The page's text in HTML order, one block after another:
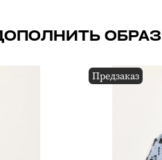
ОБРАЗ
Предзаказ